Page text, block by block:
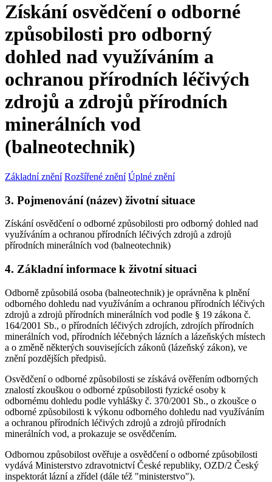
Získání osvědčení o odborné
způsobilosti pro odborný
dohled nad využíváním a
ochranou přírodních léčivých
zdrojů a zdrojů přírodních
minerálních vod
(balneotechnik)
Základní znění Rozšířené znění Úplné znění
3. Pojmenování (název) životní situace
Získání osvědčení o odborné způsobilosti pro odborný dohled nad
využíváním a ochranou přírodních léčivých zdrojů a zdrojů
přírodních minerálních vod (balneotechnik)
4. Základní informace k životní situaci
Odborně způsobilá osoba (balneotechnik) je oprávněna k plnění
odborného dohledu nad využíváním a ochranou přírodních léčivých
zdrojů a zdrojů přírodních minerálních vod podle § 19 zákona č.
164/2001 Sb., o přírodních léčivých zdrojích, zdrojích přírodních
minerálních vod, přírodních léčebných lázních a lázeňských místech
a o změně některých souvisejících zákonů (lázeňský zákon), ve
znění pozdějších předpisů.
Osvědčení o odborné způsobilosti se získává ověřením odborných
znalostí zkouškou o odborné způsobilosti fyzické osoby k
odbornému dohledu podle vyhlášky č. 370/2001 Sb., o zkoušce o
odborné způsobilosti k výkonu odborného dohledu nad využíváním
a ochranou přírodních léčivých zdrojů a zdrojů přírodních
minerálních vod, a prokazuje se osvědčením.
Odbornou způsobilost ověřuje a osvědčení o odborné způsobilosti
vydává Ministerstvo zdravotnictví České republiky, OZD/2 Český
inspektorát lázní a zřídel (dále též "ministerstvo").